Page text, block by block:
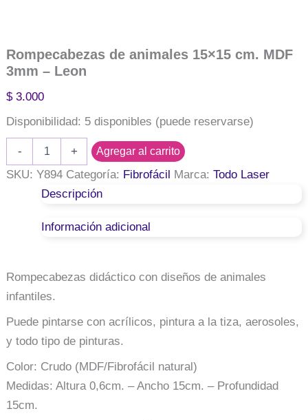
Rompecabezas de animales 15×15 cm. MDF
3mm – Leon
$3.000
Disponibilidad: 5 disponibles (puede reservarse)
-
animales
+ Agregar al carrito
SKU:Y894 Categoría: Fibrofácil Marca:Todo Laser
Descripción
Información adicional
Rompecabezas didáctico con diseños de animales
infantiles.
Puede pintarse con acrílicos, pintura a la tiza, aerosoles,
y todo tipo de pinturas.
Color: Crudo (MDF/Fibrofácil natural)
Medidas: Altura 0,6cm. – Ancho 15cm. – Profundidad
15cm.